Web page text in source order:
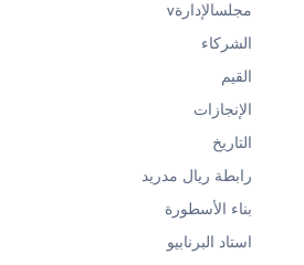
مجلسالإدارةv
الشركاء
القيم
الإنجازات
التاريخ
رابطة ريال مدريد
بناء الأسطورة
استاد البرنابيو